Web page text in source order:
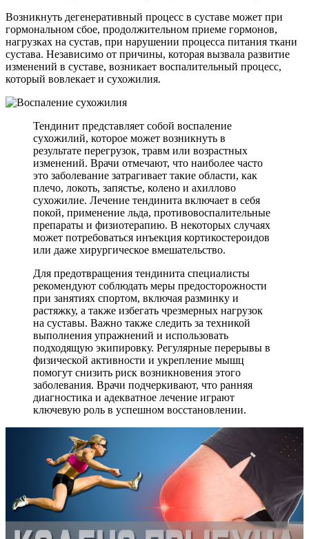
Возникнуть дегенеративный процесс в суставе может при
гормональном сбое, продолжительном приеме гормонов,
нагрузках на сустав, при нарушении процесса питания ткани
сустава. Независимо от причины, которая вызвала развитие
изменений в суставе, возникает воспалительный процесс,
который вовлекает и сухожилия.
Тендинит представляет собой воспаление
сухожилий, которое может возникнуть в
результате перегрузок, травм или возрастных
изменений. Врачи отмечают, что наиболее часто
это заболевание затрагивает такие области, как
плечо, локоть, запястье, колено и ахиллово
сухожилие. Лечение тендинита включает в себя
покой, применение льда, противовоспалительные
препараты и физиотерапию. В некоторых случаях
может потребоваться инъекция кортикостероидов
или даже хирургическое вмешательство.
Для предотвращения тендинита специалисты
рекомендуют соблюдать меры предосторожности
при занятиях спортом, включая разминку и
растяжку, а также избегать чрезмерных нагрузок
на суставы. Важно также следить за техникой
выполнения упражнений и использовать
подходящую экипировку. Регулярные перерывы в
физической активности и укрепление мышц
помогут снизить риск возникновения этого
заболевания. Врачи подчеркивают, что ранняя
диагностика и адекватное лечение играют
ключевую роль в успешном восстановлении.